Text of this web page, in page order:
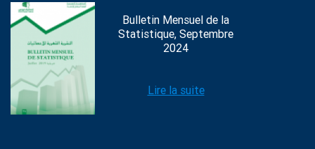
Bulletin Mensuel de la
Statistique, Septembre
2024
Lire la suite